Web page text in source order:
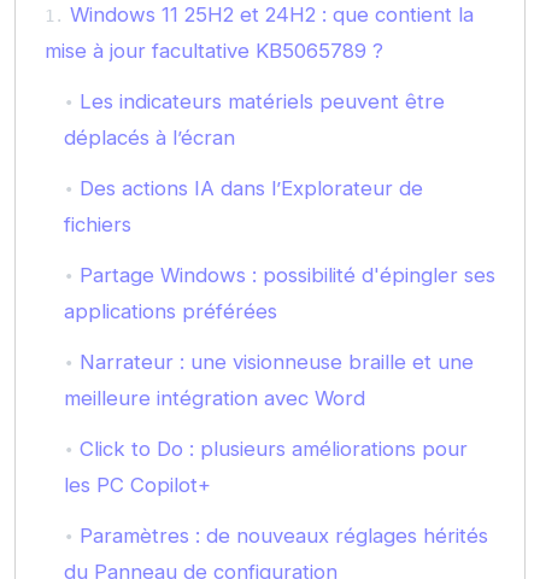
Windows 11 25H2 et 24H2 : que contient la
mise à jour facultative KB5065789 ?
Les indicateurs matériels peuvent être
déplacés à l’écran
Des actions IA dans l’Explorateur de
fichiers
Partage Windows : possibilité d'épingler ses
applications préférées
Narrateur : une visionneuse braille et une
meilleure intégration avec Word
Click to Do : plusieurs améliorations pour
les PC Copilot+
Paramètres : de nouveaux réglages hérités
du Panneau de configuration